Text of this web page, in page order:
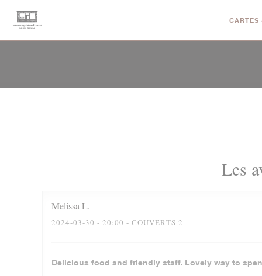
Personnalisation de vos choix en matière de cookies
CARTES
Les
Melissa L
2024-03-30 - 20:00 - COUVERTS 2
Delicious food and friendly staff. Lovely way to